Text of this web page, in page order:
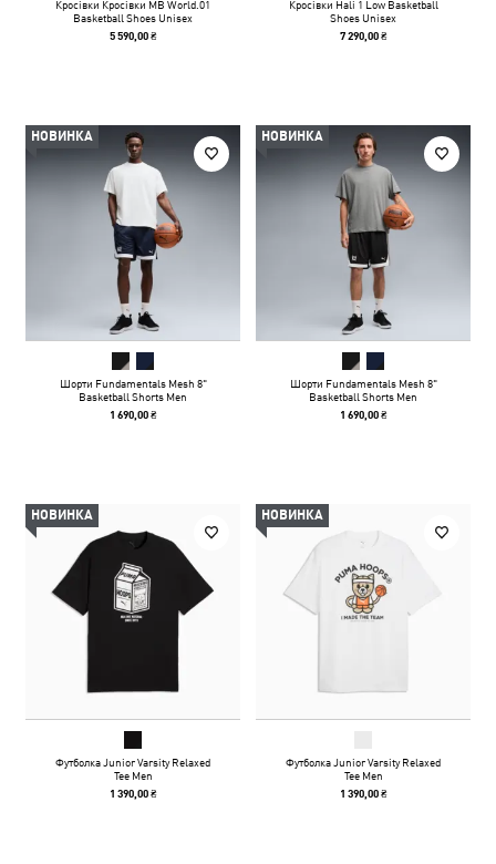
Кросівки Кросівки MB World.01
Basketball Shoes Unisex
5 590,00 ₴
Кросівки Hali 1 Low Basketball
Shoes Unisex
7 290,00 ₴
НОВИНКА
Шорти Fundamentals Mesh 8"
Basketball Shorts Men
1 690,00 ₴
НОВИНКА
Шорти Fundamentals Mesh 8"
Basketball Shorts Men
1 690,00 ₴
НОВИНКА
Футболка Junior Varsity Relaxed
Tee Men
1 390,00 ₴
НОВИНКА
Футболка Junior Varsity Relaxed
Tee Men
1 390,00 ₴